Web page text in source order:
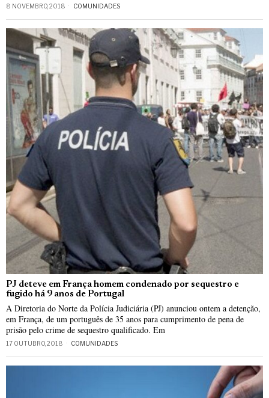
8 NOVEMBRO, 2018 COMUNIDADES
PJ deteve em França homem condenado por sequestro e
fugido há 9 anos de Portugal
A Diretoria do Norte da Polícia Judiciária (PJ) anunciou ontem a detenção,
em França, de um português de 35 anos para cumprimento de pena de
prisão pelo crime de sequestro qualificado. Em
17 OUTUBRO, 2018 COMUNIDADES